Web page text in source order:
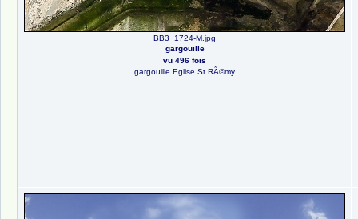
BB3_1724-M.jpg
gargouille
vu 496 fois
gargouille Eglise St RÃ©my